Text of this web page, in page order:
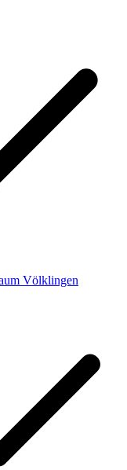
Völklingen